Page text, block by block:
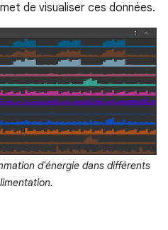
de visualiser ces données.
d'énergie dans différents